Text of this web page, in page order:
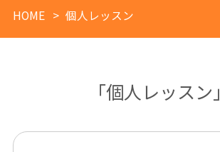
HOME 個人レッスン
「個人レッスン」